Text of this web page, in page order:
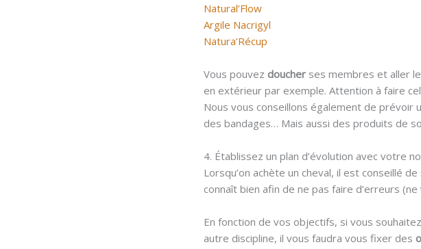
Natural’Flow
Argile Nacrigyl
Natura’Récup
Vous pouvez doucher ses membres et aller
en extérieur par exemple. Attention à faire
Nous vous conseillons également de prévoir
des bandages… Mais aussi des produits de
4. Établissez un plan d’évolution avec votre
Lorsqu’on achète un cheval, il est conseillé
connaît bien afin de ne pas faire d’erreurs
En fonction de vos objectifs, si vous
autre discipline, il vous faudra vous fixer des